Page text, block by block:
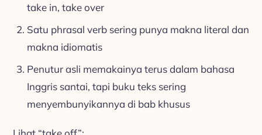
take in, take over
Satu phrasal verb sering punya makna literal dan
makna idiomatis
Penutur asli memakainya terus dalam bahasa
Inggris santai, tapi buku teks sering
menyembunyikannya di bab khusus